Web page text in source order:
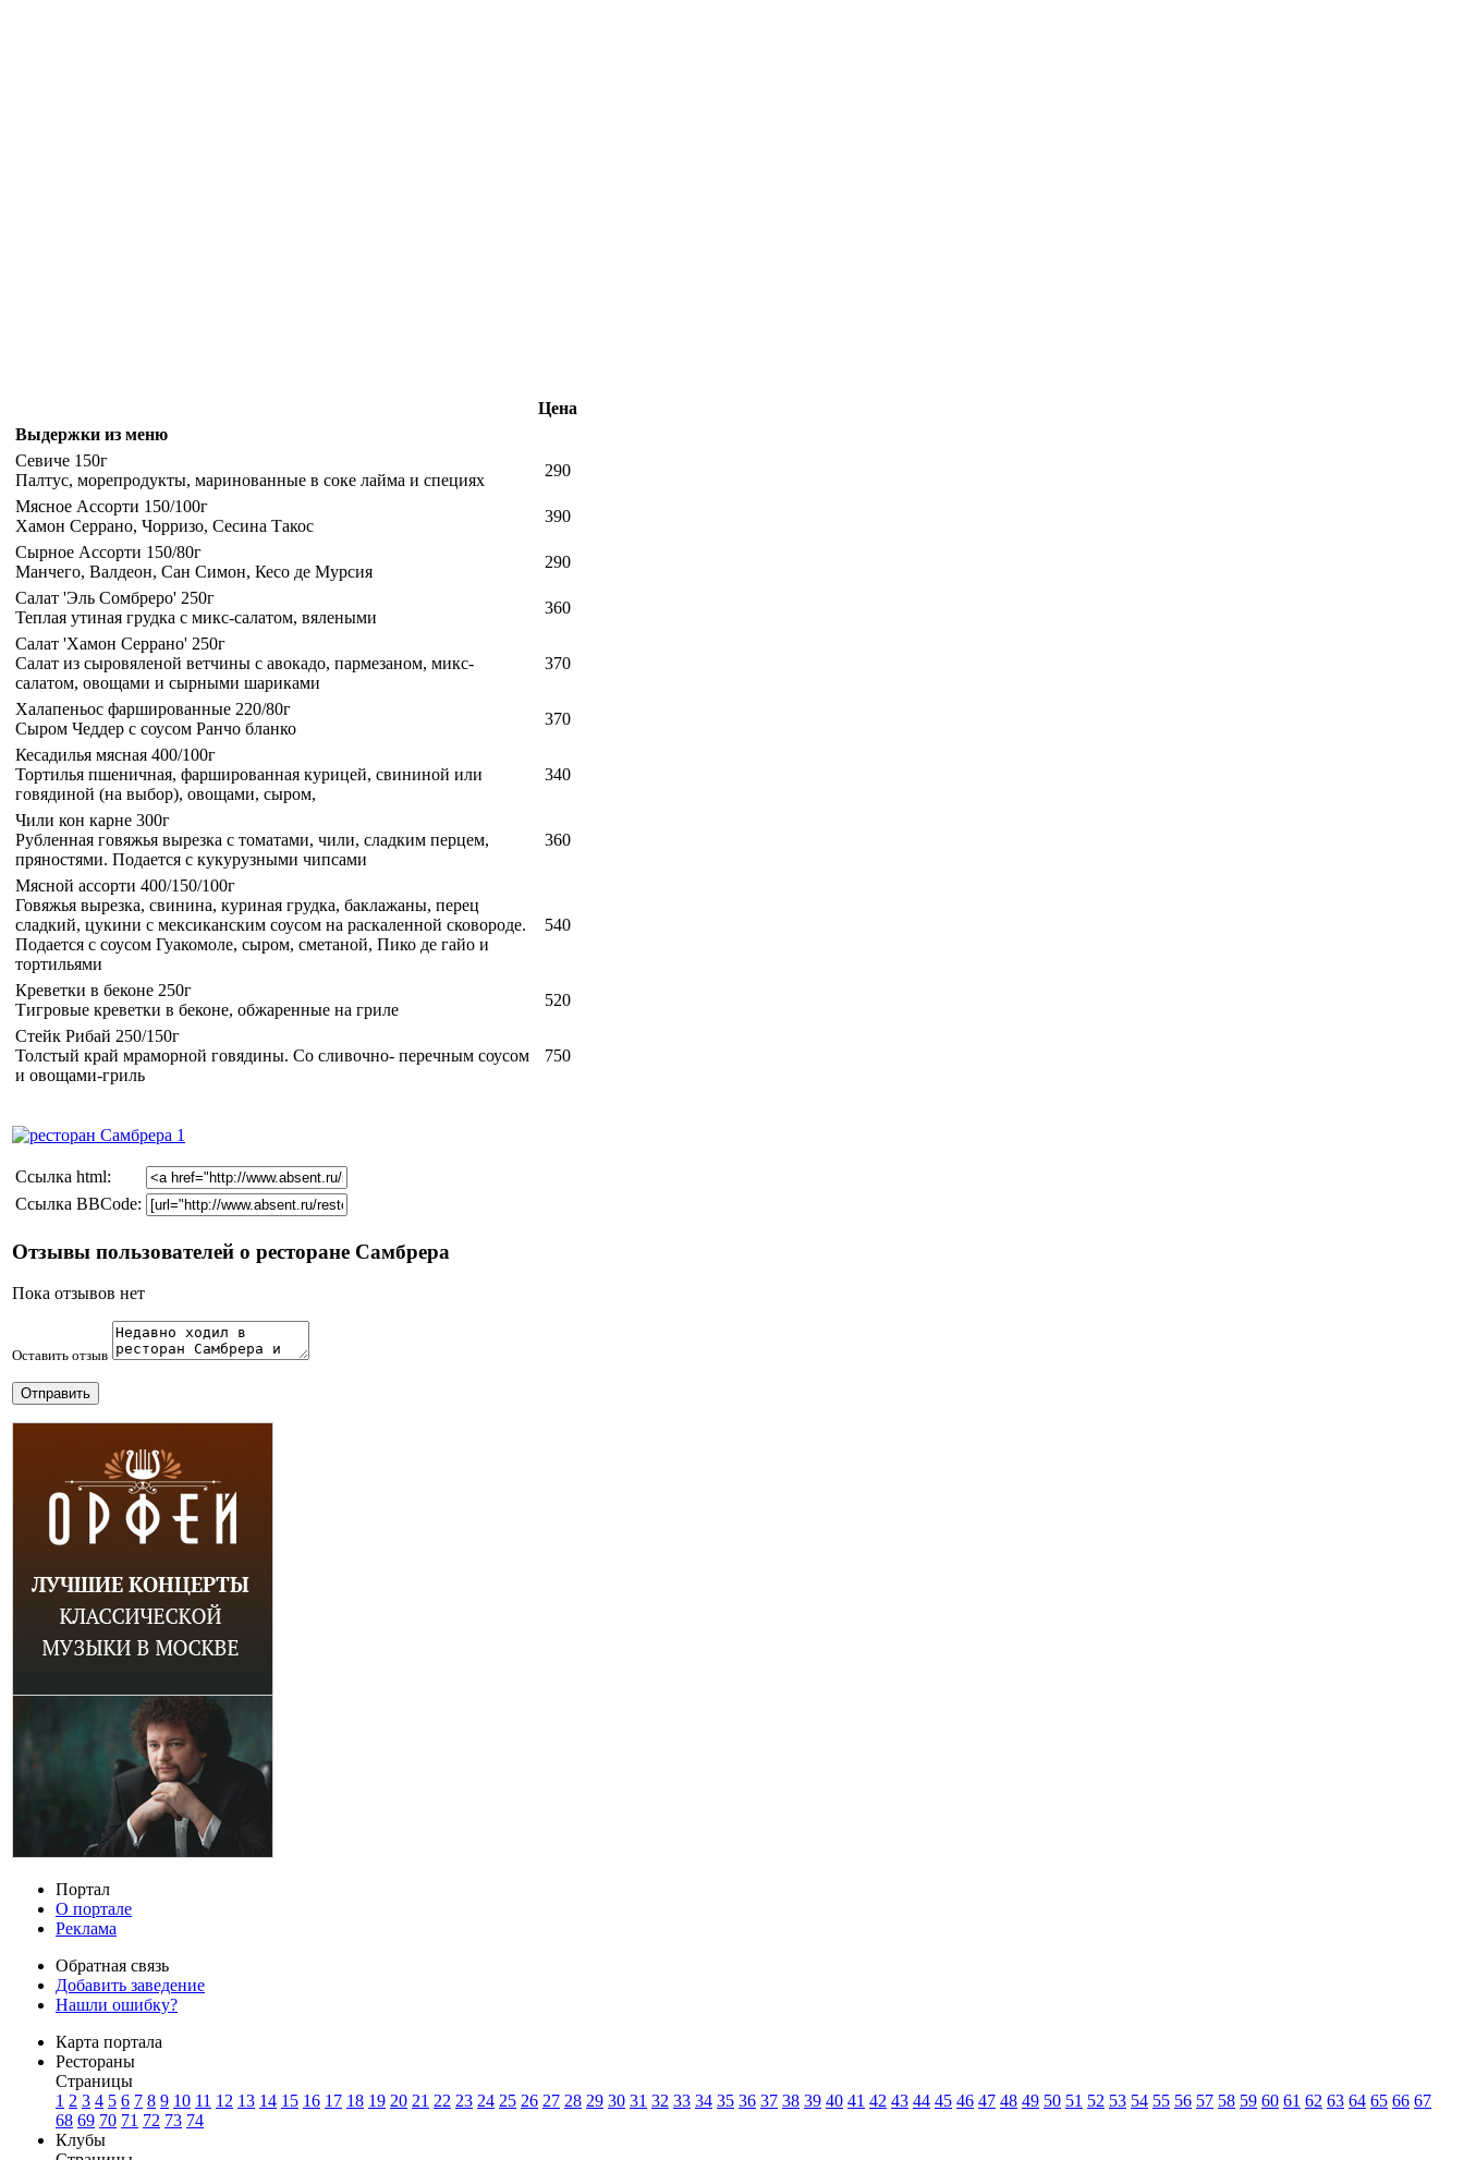
Цена
Выдержки из меню
Севиче 150г
Палтус, морепродукты, маринованные в соке лайма и специях
290
Мясное Ассорти 150/100г
Хамон Серрано, Чорризо, Сесина Такос
390
Сырное Ассорти 150/80г
Манчего, Валдеон, Сан Симон, Кесо де Мурсия
290
Салат 'Эль Сомбреро' 250г
Теплая утиная грудка с микс-салатом, вялеными
360
Салат 'Хамон Серрано' 250г
Салат из сыровяленой ветчины с авокадо, пармезаном, микс-
салатом, овощами и сырными шариками
370
Халапеньос фаршированные 220/80г
Сыром Чеддер с соусом Ранчо бланко
370
Кесадилья мясная 400/100г
Тортилья пшеничная, фаршированная курицей, свининой или
говядиной (на выбор), овощами, сыром,
340
Чили кон карне 300г
Рубленная говяжья вырезка с томатами, чили, сладким перцем,
пряностями. Подается с кукурузными чипсами
360
Мясной ассорти 400/150/100г
Говяжья вырезка, свинина, куриная грудка, баклажаны, перец
сладкий, цукини с мексиканским соусом на раскаленной сковороде.
Подается с соусом Гуакомоле, сыром, сметаной, Пико де гайо и
тортильями
540
Креветки в беконе 250г
Тигровые креветки в беконе, обжаренные на гриле
520
Стейк Рибай 250/150г
Толстый край мраморной говядины. Со сливочно- перечным соусом
и овощами-гриль
750
Cсылка html:
Ссылка BBCode:
Отзывы пользователей о ресторане Самбрера
Пока отзывов нет
Оставить отзыв
Портал
О портале
Реклама
Обратная связь
Добавить заведение
Нашли ошибку?
Карта портала
Рестораны
Страницы
1 2 3 4 5 6 7 8 9 10 11 12 13 14 15 16 17 18 19 20 21 22 23 24 25 26 27 28 29 30 31 32 33 34 35 36 37 38 39 40 41 42 43 44 45 46 47 48 49 50 51 52 53 54 55 56 57 58 59 60 61 62 63 64 65 66 67
68 69 70 71 72 73 74
Клубы